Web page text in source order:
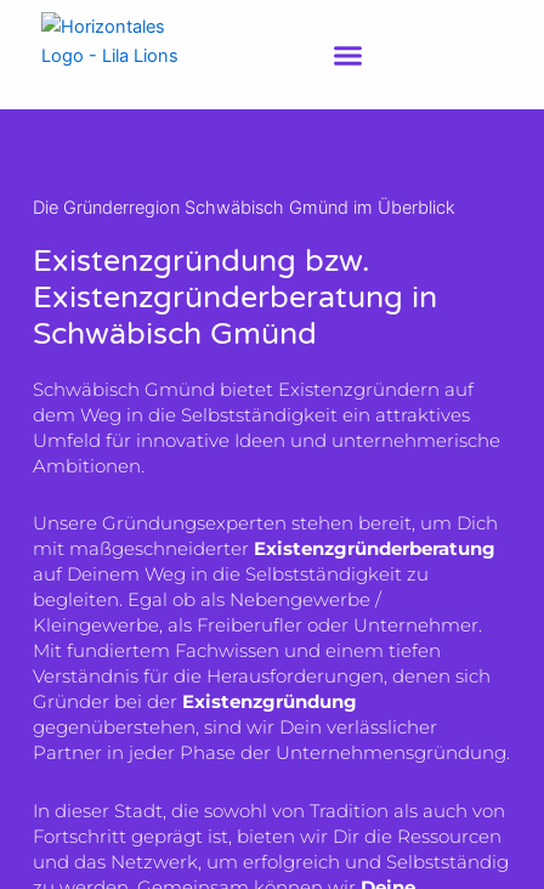
springen
Die Gründerregion Schwäbisch Gmünd im Überblick
Existenzgründung bzw.
Existenzgründerberatung in
Schwäbisch Gmünd
Schwäbisch Gmünd bietet Existenzgründern auf
dem Weg in die Selbstständigkeit ein attraktives
Umfeld für innovative Ideen und unternehmerische
Ambitionen.
Unsere Gründungsexperten stehen bereit, um Dich
mit maßgeschneiderter Existenzgründerberatung
auf Deinem Weg in die Selbstständigkeit zu
begleiten. Egal ob als Nebengewerbe /
Kleingewerbe, als Freiberufler oder Unternehmer.
Mit fundiertem Fachwissen und einem tiefen
Verständnis für die Herausforderungen, denen sich
Gründer bei der Existenzgründung
gegenüberstehen, sind wir Dein verlässlicher
Partner in jeder Phase der Unternehmensgründung.
In dieser Stadt, die sowohl von Tradition als auch von
Fortschritt geprägt ist, bieten wir Dir die Ressourcen
und das Netzwerk, um erfolgreich und Selbstständig